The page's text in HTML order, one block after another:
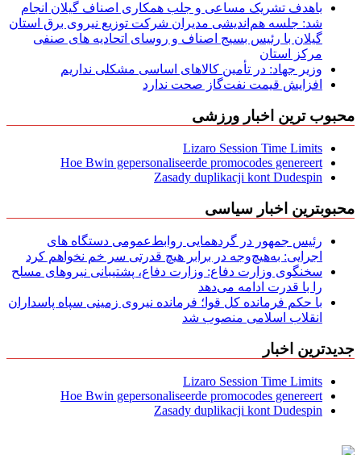
باهدف تشریک مساعی و جلب همکاری اصناف گیلان انجام
شد: جلسه هم‌اندیشی مدیران شركت توزیع نیروی برق استان
گیلان با رئیس بسیج اصناف و روسای اتحادیه های صنفی
مركز استان
وزیر جهاد: در تأمین کالاهای اساسی مشکلی نداریم
افزایش قیمت نفت‌گاز صحت ندارد
محبوب ترین اخبار ورزشی
Lizaro Session Time Limits
Hoe Bwin gepersonaliseerde promocodes genereert
Zasady duplikacji kont Dudespin
محبوبترین اخبار سیاسی
رئیس جمهور در گردهمایی روابط‌عمومی دستگاه های
اجرایی: به‌هیچ‌وجه در برابر هیچ قدرتی سر خم نخواهم کرد
سخنگوی وزارت دفاع: وزارت دفاع، پشتیبانی نیرو‌های مسلح
را با قدرت ادامه می‌دهد
با حکم فرمانده کل قوا؛ فرمانده نیروی زمینی سپاه پاسداران
انقلاب اسلامی منصوب شد
جدیدترین اخبار
Lizaro Session Time Limits
Hoe Bwin gepersonaliseerde promocodes genereert
Zasady duplikacji kont Dudespin